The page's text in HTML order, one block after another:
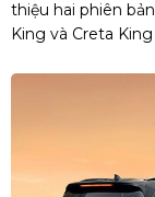
thiệu hai phiên
King và Creta